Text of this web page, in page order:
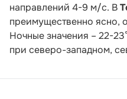
направлений 4-9 м/с. В
преимущественно ясно,
Ночные значения – 22-
при северо-западном,